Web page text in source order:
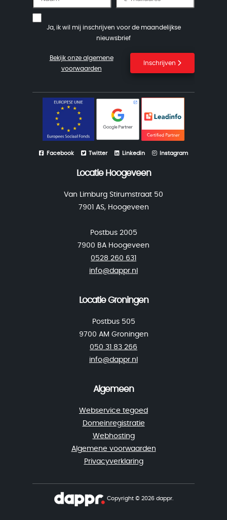
Ja, ik wil mij inschrijven voor de maandelijkse
nieuwsbrief
Inschrijven
Bekijk onze algemene
voorwaarden
Facebook Twitter Linkedin Instagram
Locatie Hoogeveen
Van Limburg Stirumstraat 50
7901 AS, Hoogeveen
Postbus 2005
7900 BA Hoogeveen
0528 260 631
info@dappr.nl
Locatie Groningen
Postbus 505
9700 AM Groningen
050 31 83 266
info@dappr.nl
Algemeen
Webservice tegoed
Domeinregistratie
Webhosting
Algemene voorwaarden
Privacyverklaring
Copyright © 2026 dappr.